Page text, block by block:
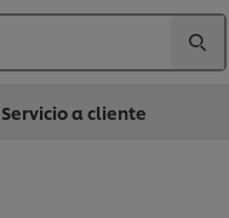
Servicio a cliente